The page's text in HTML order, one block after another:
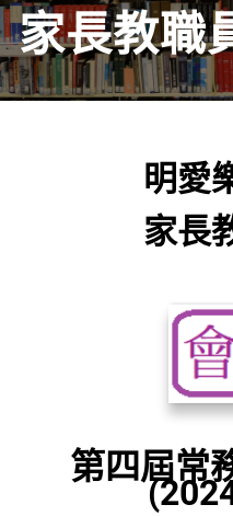
家長教職
明愛
家長
第四屆常